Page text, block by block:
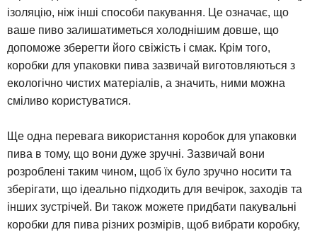
ізоляцію, ніж інші способи пакування. Це означає, що
ваше пиво залишатиметься холоднішим довше, що
допоможе зберегти його свіжість і смак. Крім того,
коробки для упаковки пива зазвичай виготовляються з
екологічно чистих матеріалів, а значить, ними можна
сміливо користуватися.
Ще одна перевага використання коробок для упаковки
пива в тому, що вони дуже зручні. Зазвичай вони
розроблені таким чином, щоб їх було зручно носити та
зберігати, що ідеально підходить для вечірок, заходів та
інших зустрічей. Ви також можете придбати пакувальні
коробки для пива різних розмірів, щоб вибрати коробку,